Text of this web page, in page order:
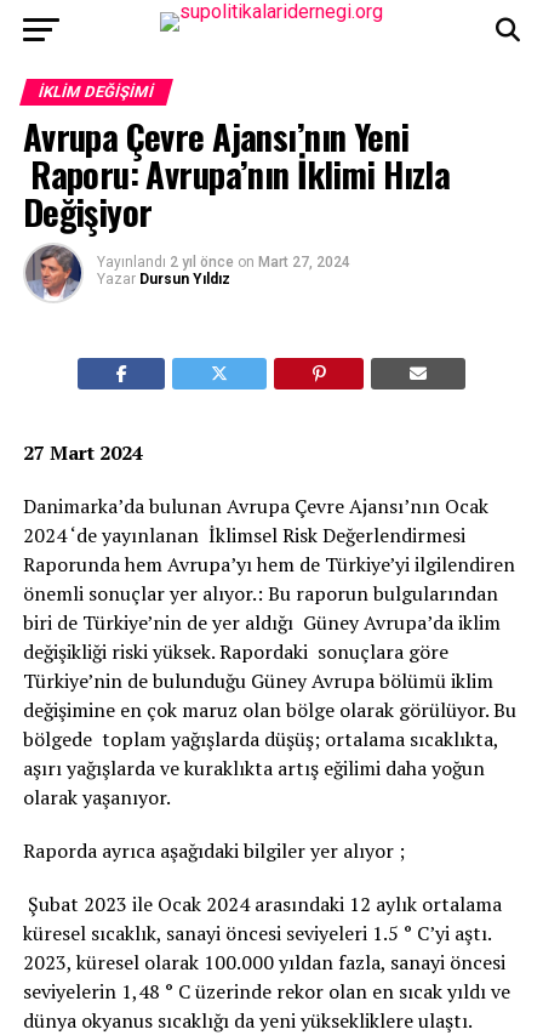
İKLIM DEĞIŞIMI
Avrupa Çevre Ajansı’nın Yeni
Raporu: Avrupa’nın İklimi Hızla
Değişiyor
Yayınlandı 2 yıl önce on Mart 27, 2024
Yazar Dursun Yıldız
27 Mart 2024
Danimarka’da bulunan Avrupa Çevre Ajansı’nın Ocak
2024 ‘de yayınlanan İklimsel Risk Değerlendirmesi
Raporunda hem Avrupa’yı hem de Türkiye’yi ilgilendiren
önemli sonuçlar yer alıyor.: Bu raporun bulgularından
biri de Türkiye’nin de yer aldığı Güney Avrupa’da iklim
değişikliği riski yüksek. Rapordaki sonuçlara göre
Türkiye’nin de bulunduğu Güney Avrupa bölümü iklim
değişimine en çok maruz olan bölge olarak görülüyor. Bu
bölgede toplam yağışlarda düşüş; ortalama sıcaklıkta,
aşırı yağışlarda ve kuraklıkta artış eğilimi daha yoğun
olarak yaşanıyor.
Raporda ayrıca aşağıdaki bilgiler yer alıyor ;
Şubat 2023 ile Ocak 2024 arasındaki 12 aylık ortalama
küresel sıcaklık, sanayi öncesi seviyeleri 1.5 ° C’yi aştı.
2023, küresel olarak 100.000 yıldan fazla, sanayi öncesi
seviyelerin 1,48 ° C üzerinde rekor olan en sıcak yıldı ve
dünya okyanus sıcaklığı da yeni yüksekliklere ulaştı.